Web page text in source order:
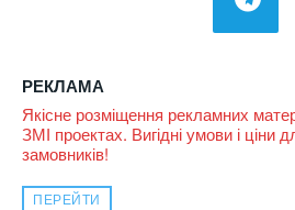
РЕКЛАМА
Якісне розміщення рекламних
ЗМІ проектах. Вигідні умови і ціни
замовників!
ПЕРЕЙТИ